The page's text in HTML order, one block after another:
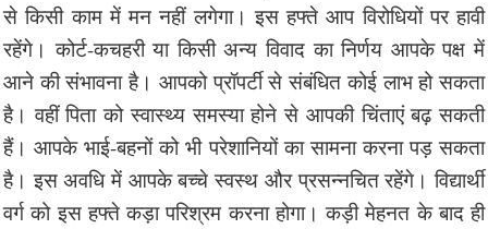
से किसी काम में मन नहीं लगेगा। इस हफ्ते आप विरोधियों पर हावी
रहेंगे। कोर्ट-कचहरी या किसी अन्य विवाद का निर्णय आपके पक्ष में
आने की संभावना है। आपको प्रॉपर्टी से संबंधित कोई लाभ हो सकता
है। वहीं पिता को स्वास्थ्य समस्या होने से आपकी चिंताएं बढ़ सकती
हैं। आपके भाई-बहनों को भी परेशानियों का सामना करना पड़ सकता
है। इस अवधि में आपके बच्चे स्वस्थ और प्रसन्नचित रहेंगे। विद्यार्थी
वर्ग को इस हफ्ते कड़ा परिश्रम करना होगा। कड़ी मेहनत के बाद ही